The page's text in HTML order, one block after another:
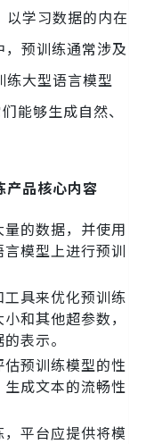
学习数据的内在
预训练通常涉及
大型语言模型
能够生成自然、
产品核心内容
的数据，并使用
模型上进行预训
具来优化预训练
和其他超参数，
表示。
预训练模型的性
成文本的流畅性
平台应提供将模